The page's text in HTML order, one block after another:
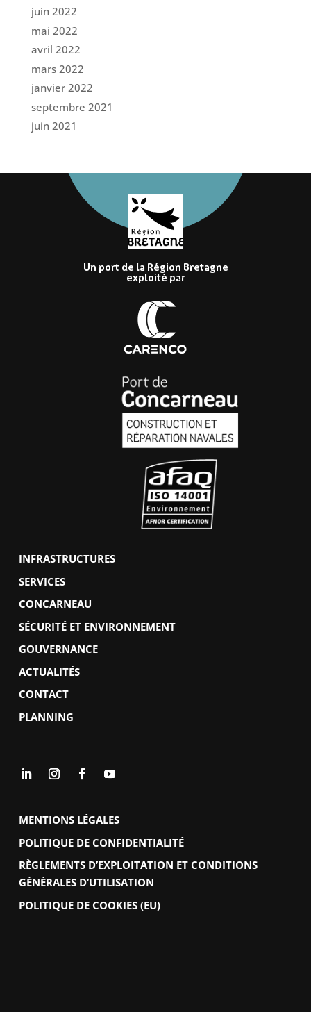
juin 2022
mai 2022
avril 2022
mars 2022
janvier 2022
septembre 2021
juin 2021
Un port de la Région Bretagne
exploité par
INFRASTRUCTURES
SERVICES
CONCARNEAU
SÉCURITÉ ET ENVIRONNEMENT
GOUVERNANCE
ACTUALITÉS
CONTACT
PLANNING
MENTIONS LÉGALES
POLITIQUE DE CONFIDENTIALITÉ
RÈGLEMENTS D’EXPLOITATION ET CONDITIONS
GÉNÉRALES D’UTILISATION
POLITIQUE DE COOKIES (EU)